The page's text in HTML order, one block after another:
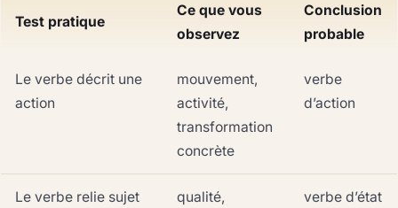
Test pratique
Ce que vous
observez
Conclusion
probable
Le verbe décrit une
action
mouvement,
activité,
transformation
concrète
verbe
d’action
Le verbe relie sujet
qualité,
verbe d’état